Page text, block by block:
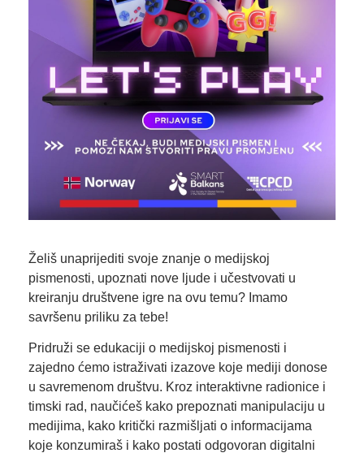
Želiš unaprijediti svoje znanje o medijskoj
pismenosti, upoznati nove ljude i učestvovati u
kreiranju društvene igre na ovu temu? Imamo
savršenu priliku za tebe!
Pridruži se edukaciji o medijskoj pismenosti i
zajedno ćemo istraživati izazove koje mediji donose
u savremenom društvu. Kroz interaktivne radionice i
timski rad, naučićeš kako prepoznati manipulaciju u
medijima, kako kritički razmišljati o informacijama
koje konzumiraš i kako postati odgovoran digitalni